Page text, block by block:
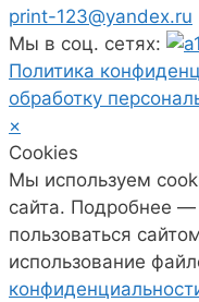
print-123@yandex.ru
Мы в соц. сетях:
Политика
обработку
×
Cookies
Мы используем
сайта. Подробнее
пользоваться
использование